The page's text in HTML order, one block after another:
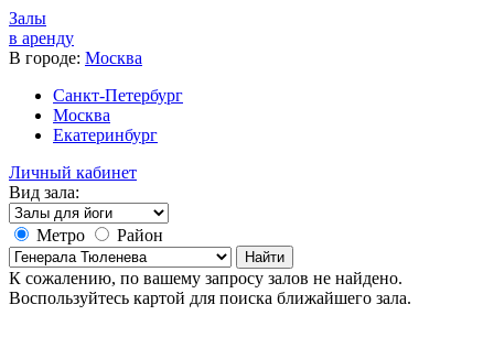
Залы
в аренду
В городе: Москва
Санкт-Петербург
Москва
Екатеринбург
Личный кабинет
Вид зала:
Метро Район
Найти
К сожалению, по вашему запросу залов не найдено.
Воспользуйтесь картой для поиска ближайшего зала.